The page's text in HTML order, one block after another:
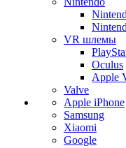
VR шлемы
Oculus
Apple
Valve
Apple iPhone
Samsung
Xiaomi
Google